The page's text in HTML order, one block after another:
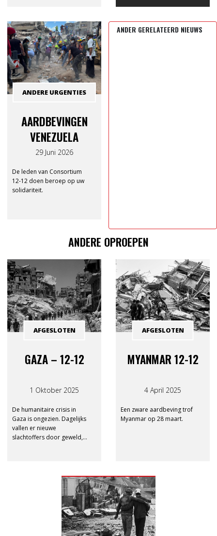
AARDBEVINGEN
VENEZUELA
29 Juni 2026
De leden van Consortium
12-12 doen beroep op uw
solidariteit.
ANDERE URGENTIES
ANDER GERELATEERD NIEUWS
ANDERE OPROEPEN
GAZA – 12-12
1 Oktober 2025
De humanitaire crisis in
Gaza is ongezien. Dagelijks
vallen er nieuwe
slachtoffers door geweld,
Consortium 12-12 zijn ter
plaatse en slaan de handen
dringende oproep: help de
AFGESLOTEN
MYANMAR 12-12
4 April 2025
Een zware aardbeving trof
Myanmar op 28 maart.
AFGESLOTEN